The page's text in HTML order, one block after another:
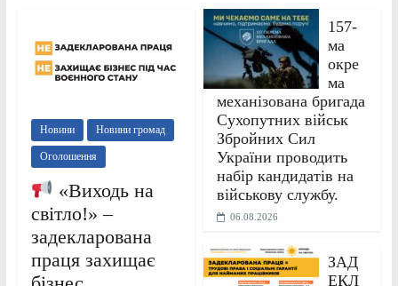
Новини Новини громад
Оголошення
«Виходь на
світло!» –
задекларована
праця захищає
157-
ма
окре
ма
механізована бригада
Сухопутних військ
Збройних Сил
України проводить
набір кандидатів на
військову службу.
06.08.2026
ЗАД
ЕКЛ